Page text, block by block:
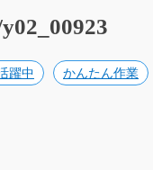
躍中 かんたん作業